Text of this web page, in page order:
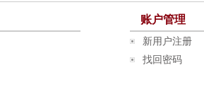
账户管理
新用户注册
找回密码